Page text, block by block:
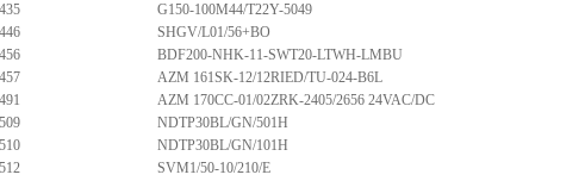
G150-100M44/T22Y-5049
SHGV/L01/56+BO
BDF200-NHK-11-SWT20-LTWH-LMBU
AZM 161SK-12/12RIED/TU-024-B6L
AZM 170CC-01/02ZRK-2405/2656 24VAC/DC
NDTP30BL/GN/501H
NDTP30BL/GN/101H
SVM1/50-10/210/E